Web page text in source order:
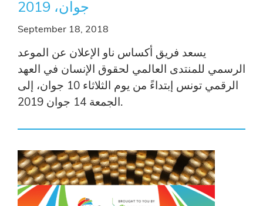
جوان، 2019
September 18, 2018
يسعد فريق أكساس ناو الإعلان عن الموعد
الرسمي للمنتدى العالمي لحقوق الإنسان في العهد
الرقمي تونس إبتداءً من يوم الثلاثاء 10 جوان، إلى
الجمعة 14 جوان 2019.